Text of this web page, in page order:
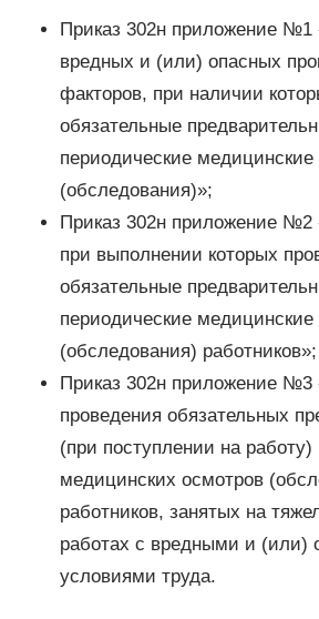
Приказ 302н приложение №1
вредных и (или) опасных
факторов, при наличии
обязательные
периодические
(обследования)»;
Приказ 302н приложение №2
при выполнении которых
обязательные
периодические
(обследования) работников»;
Приказ 302н приложение №3
проведения обязательных
(при поступлении на
медицинских осмотров
работников, занятых на
работах с вредными и (или)
условиями труда.